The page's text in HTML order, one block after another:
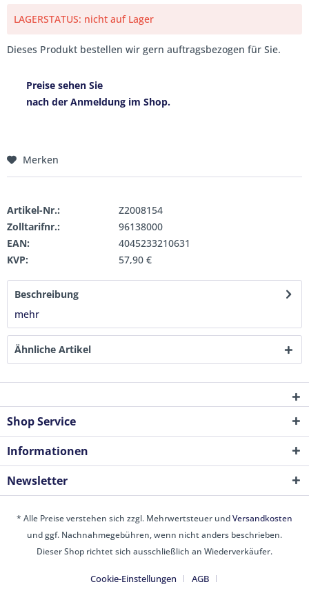
LAGERSTATUS: nicht auf Lager
Dieses Produkt bestellen wir gern auftragsbezogen für Sie.
Preise sehen Sie
nach der Anmeldung im Shop.
Merken
Artikel-Nr.:
Z2008154
Zolltarifnr.:
96138000
EAN:
4045233210631
KVP:
57,90 €
Beschreibung
mehr
Ähnliche Artikel
Shop Service
Informationen
Newsletter
* Alle Preise verstehen sich zzgl. Mehrwertsteuer undVersandkosten
und ggf. Nachnahmegebühren, wenn nicht anders beschrieben.
Dieser Shop richtet sich ausschließlich an Wiederverkäufer.
Cookie-Einstellungen AGB